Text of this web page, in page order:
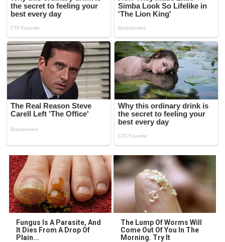
Fungus Is A Parasite, And
It Dies From A Drop Of
Plain...
The Lump Of Worms Will
Come Out Of You In The
Morning. Try It